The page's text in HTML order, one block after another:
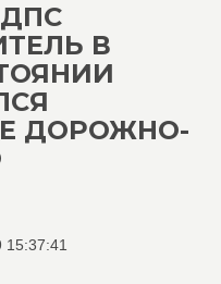
В
ДОРОЖНО-
15:37:41